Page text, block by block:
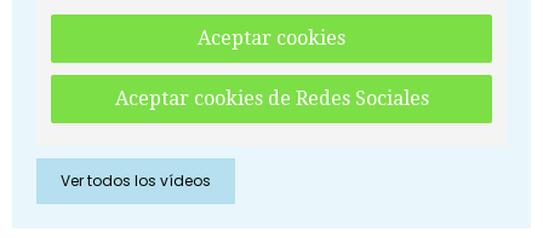
Aceptar cookies
Aceptar cookies de Redes Sociales
Ver todos los vídeos